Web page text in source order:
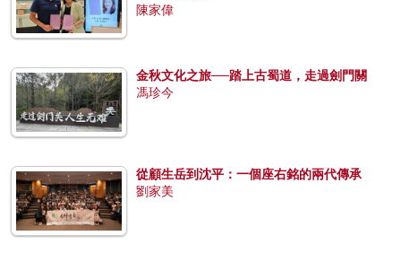
陳家偉
金秋文化之旅──踏上古蜀道，走過劍門關
馮珍今
從顧生岳到沈平：一個座右銘的兩代傳承
劉家美